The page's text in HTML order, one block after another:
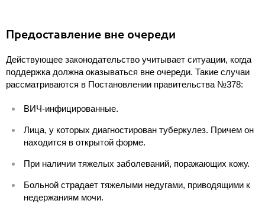
Предоставление вне очереди
Действующее законодательство учитывает ситуации, когда
поддержка должна оказываться вне очереди. Такие случаи
рассматриваются в Постановлении правительства №378:
ВИЧ-инфицированные.
Лица, у которых диагностирован туберкулез. Причем он
находится в открытой форме.
При наличии тяжелых заболеваний, поражающих кожу.
Больной страдает тяжелыми недугами, приводящими к
недержаниям мочи.